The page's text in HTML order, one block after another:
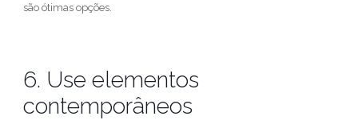
são ótimas opções.
6. Use elementos
contemporâneos